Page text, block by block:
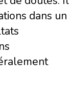
dans un